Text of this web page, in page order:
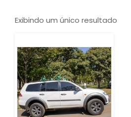
Exibindo um único resultado